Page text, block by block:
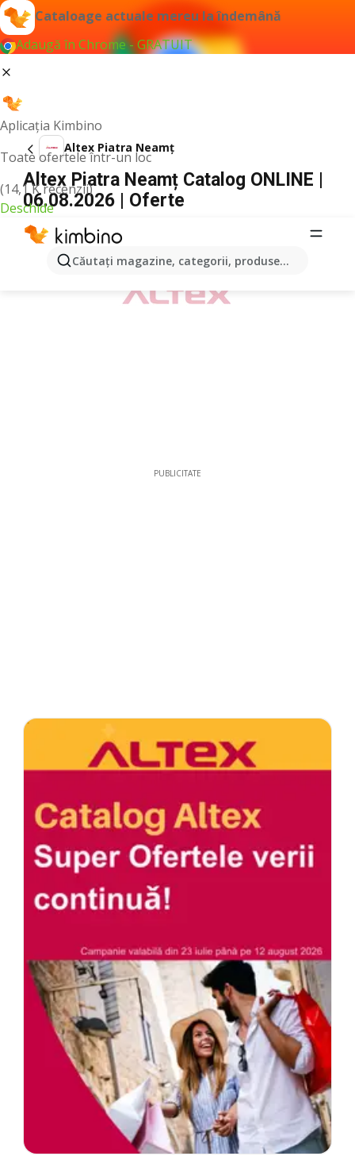
Cataloage actuale mereu la îndemână
Adaugă în Chrome - GRATUIT
Aplicația Kimbino
Toate ofertele într-un loc
(14,1 K recenzii)
Deschide
Căutaţi magazine, categorii, produse...
Altex Piatra Neamț
Altex Piatra Neamț Catalog ONLINE |
06.08.2026 | Oferte
PUBLICITATE